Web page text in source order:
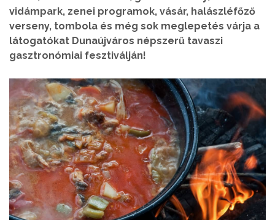
vidámpark, zenei programok, vásár, halászléfőző
verseny, tombola és még sok meglepetés várja a
látogatókat Dunaújváros népszerű tavaszi
gasztronómiai fesztiválján!